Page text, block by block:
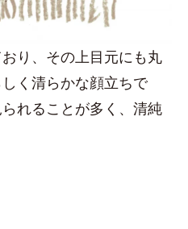
り、その上目元にも丸
く清らかな顔立ちで
れることが多く、清純